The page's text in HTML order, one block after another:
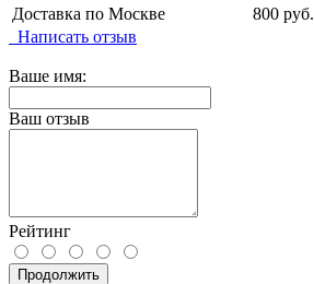
Доставка по Москве
800 руб.
Написать отзыв
Ваше имя:
Ваш отзыв
Рейтинг
Продолжить